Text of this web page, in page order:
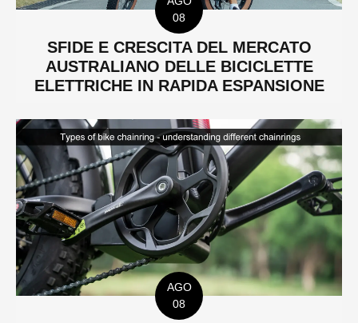
08
SFIDE E CRESCITA DEL MERCATO
AUSTRALIANO DELLE BICICLETTE
ELETTRICHE IN RAPIDA ESPANSIONE
AGO
08